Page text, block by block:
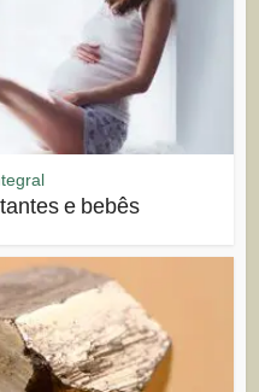
e bebês